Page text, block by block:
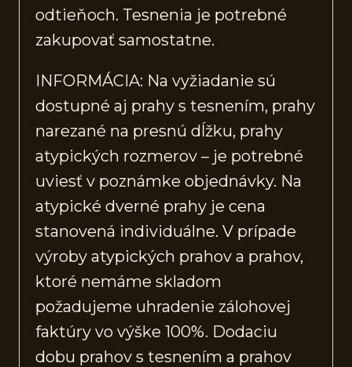
odtieňoch. Tesnenia je potrebné
zakupovať samostatne.
INFORMÁCIA: Na vyžiadanie sú
dostupné aj prahy s tesnením, prahy
narezané na presnú dĺžku, prahy
atypických rozmerov – je potrebné
uviesť v poznámke objednávky. Na
atypické dverné prahy je cena
stanovená individuálne. V prípade
výroby atypických prahov a prahov,
ktoré nemáme skladom
požadujeme uhradenie zálohovej
faktúry vo výške 100%. Dodaciu
dobu prahov s tesnením a prahov